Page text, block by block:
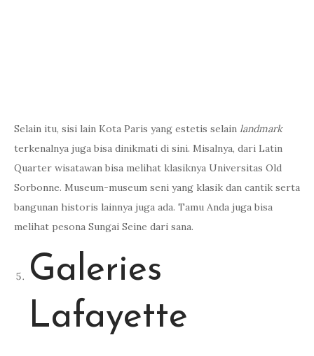
Galeries
Lafayette
Kalau Tamu Anda mau mengunjungi bangunan super estetis
khas Eropa sekaligus merupakan mal yang lengkap di Paris,
premium kelas paling atas atau flagship
Sejarahnya cukup panjang, dimulai dari toko serba ada pada